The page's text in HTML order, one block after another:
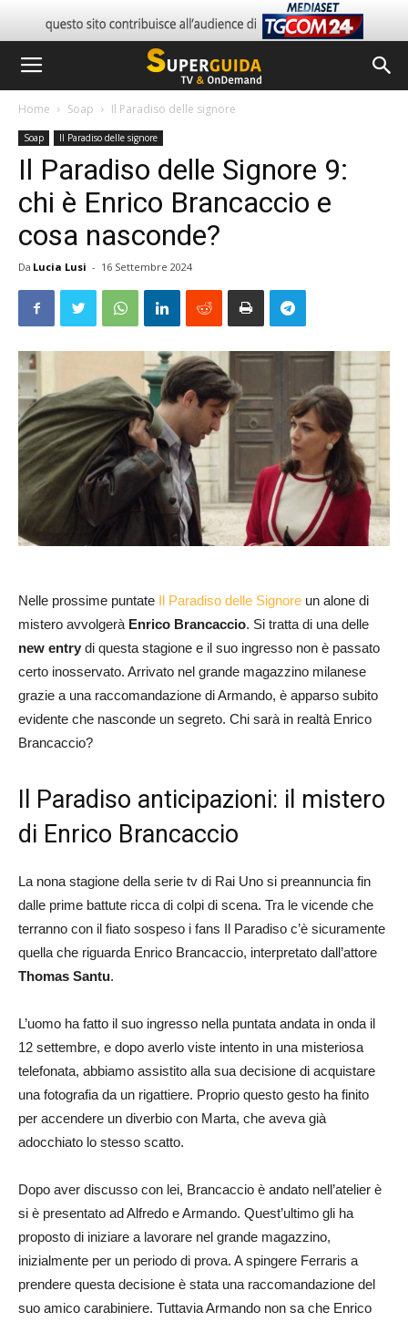
Home Soap Il Paradiso delle signore
Soap Il Paradiso delle signore
Il Paradiso delle Signore 9:
chi è Enrico Brancaccio e
cosa nasconde?
Da Lucia Lusi - 16 Settembre 2024
Nelle prossime puntate Il Paradiso delle Signore un alone di
mistero avvolgerà Enrico Brancaccio. Si tratta di una delle
new entry di questa stagione e il suo ingresso non è passato
certo inosservato. Arrivato nel grande magazzino milanese
grazie a una raccomandazione di Armando, è apparso subito
evidente che nasconde un segreto. Chi sarà in realtà Enrico
Brancaccio?
Il Paradiso anticipazioni: il mistero
di Enrico Brancaccio
La nona stagione della serie tv di Rai Uno si preannuncia fin
dalle prime battute ricca di colpi di scena. Tra le vicende che
terranno con il fiato sospeso i fans Il Paradiso c’è sicuramente
quella che riguarda Enrico Brancaccio, interpretato dall’attore
Thomas Santu.
L’uomo ha fatto il suo ingresso nella puntata andata in onda il
12 settembre, e dopo averlo viste intento in una misteriosa
telefonata, abbiamo assistito alla sua decisione di acquistare
una fotografia da un rigattiere. Proprio questo gesto ha finito
per accendere un diverbio con Marta, che aveva già
adocchiato lo stesso scatto.
Dopo aver discusso con lei, Brancaccio è andato nell’atelier è
si è presentato ad Alfredo e Armando. Quest’ultimo gli ha
proposto di iniziare a lavorare nel grande magazzino,
inizialmente per un periodo di prova. A spingere Ferraris a
prendere questa decisione è stata una raccomandazione del
suo amico carabiniere. Tuttavia Armando non sa che Enrico